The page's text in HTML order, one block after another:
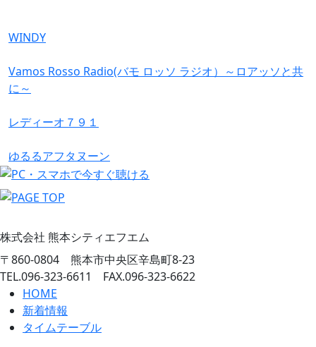
WINDY
Vamos Rosso Radio(バモ ロッソ ラジオ）～ロアッソと共
に～
レディーオ７９１
ゆるるアフタヌーン
株式会社 熊本シティエフエム
〒860-0804 熊本市中央区辛島町8-23
TEL.096-323-6611 FAX.096-323-6622
HOME
新着情報
タイムテーブル